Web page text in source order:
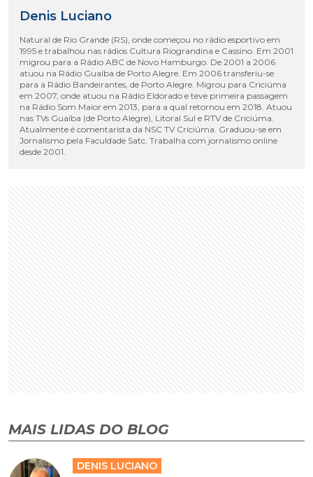
Denis Luciano
Natural de Rio Grande (RS), onde começou no rádio esportivo em
1995 e trabalhou nas rádios Cultura Riograndina e Cassino. Em 2001
migrou para a Rádio ABC de Novo Hamburgo. De 2001 a 2006
atuou na Rádio Guaíba de Porto Alegre. Em 2006 transferiu-se
para a Rádio Bandeirantes, de Porto Alegre. Migrou para Criciúma
em 2007, onde atuou na Rádio Eldorado e teve primeira passagem
na Rádio Som Maior em 2013, para a qual retornou em 2018. Atuou
nas TVs Guaíba (de Porto Alegre), Litoral Sul e RTV de Criciúma.
Atualmente é comentarista da NSC TV Criciúma. Graduou-se em
Jornalismo pela Faculdade Satc. Trabalha com jornalismo online
desde 2001.
MAIS LIDAS DO BLOG
DENIS LUCIANO